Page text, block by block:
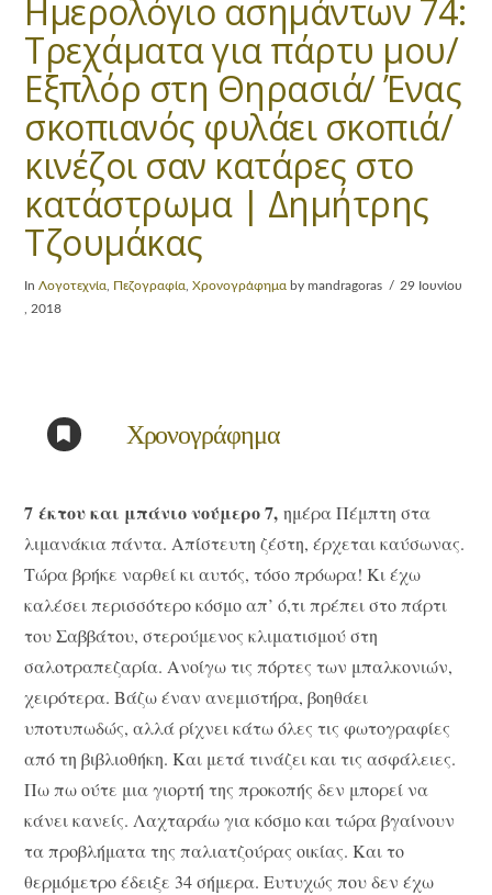
Ημερολόγιο ασημάντων 74:
Tρεχάματα για πάρτυ μου/
Εξπλόρ στη Θηρασιά/ Ένας
σκοπιανός φυλάει σκοπιά/
κινέζοι σαν κατάρες στο
κατάστρωμα | Δημήτρης
Τζουμάκας
InΛογοτεχνία Πεζογραφία ,Χρονογράφημα by mandragoras
29 Ιουνίου
, 2018
Χρονογράφημα
7 έκτου και μπάνιο νούμερο 7, ημέρα Πέμπτη στα
λιμανάκια πάντα. Απίστευτη ζέστη, έρχεται καύσωνας.
Τώρα βρήκε ναρθεί κι αυτός, τόσο πρόωρα! Κι έχω
καλέσει περισσότερο κόσμο απ’ ό,τι πρέπει στο πάρτι
του Σαββάτου, στερούμενος κλιματισμού στη
σαλοτραπεζαρία. Ανοίγω τις πόρτες των μπαλκονιών,
χειρότερα. Βάζω έναν ανεμιστήρα, βοηθάει
υποτυπωδώς, αλλά ρίχνει κάτω όλες τις φωτογραφίες
από τη βιβλιοθήκη. Και μετά τινάζει και τις ασφάλειες.
Πω πω ούτε μια γιορτή της προκοπής δεν μπορεί να
κάνει κανείς. Λαχταράω για κόσμο και τώρα βγαίνουν
τα προβλήματα της παλιατζούρας οικίας. Και το
θερμόμετρο έδειξε 34 σήμερα. Ευτυχώς που δεν έχω